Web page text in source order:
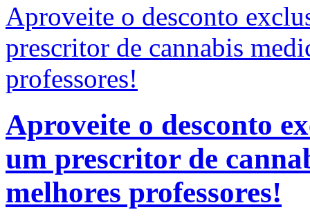
Aproveite o desconto
prescritor de cannabis
professores!
Aproveite o desconto
um prescritor de
melhores professores!